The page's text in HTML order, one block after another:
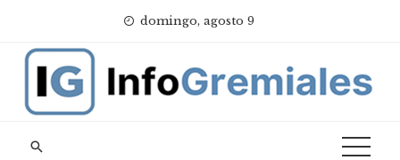
content
domingo, agosto 9